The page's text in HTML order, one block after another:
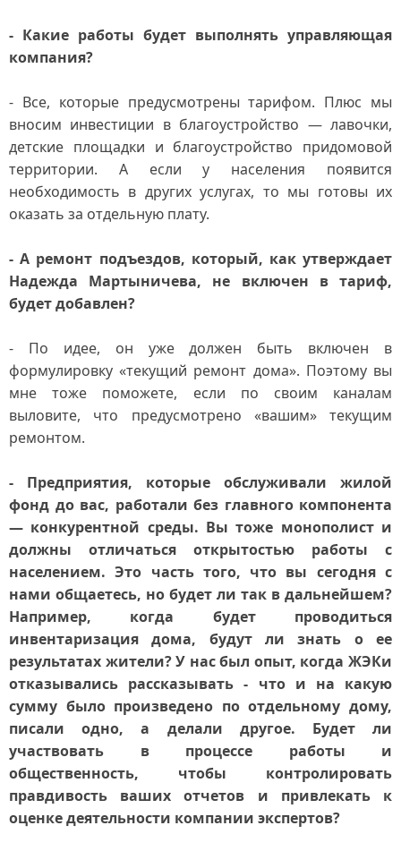
- Какие работы будет выполнять управляющая
компания?
- Все, которые предусмотрены тарифом. Плюс мы
вносим инвестиции в благоустройство — лавочки,
детские площадки и благоустройство придомовой
территории. А если у населения появится
необходимость в других услугах, то мы готовы их
оказать за отдельную плату.
- А ремонт подъездов, который, как утверждает
Надежда Мартыничева, не включен в тариф,
будет добавлен?
- По идее, он уже должен быть включен в
формулировку «текущий ремонт дома». Поэтому вы
мне тоже поможете, если по своим каналам
выловите, что предусмотрено «вашим» текущим
ремонтом.
- Предприятия, которые обслуживали жилой
фонд до вас, работали без главного компонента
— конкурентной среды. Вы тоже монополист и
должны отличаться открытостью работы с
населением. Это часть того, что вы сегодня с
нами общаетесь, но будет ли так в дальнейшем?
Например, когда будет проводиться
инвентаризация дома, будут ли знать о ее
результатах жители? У нас был опыт, когда ЖЭКи
отказывались рассказывать - что и на какую
сумму было произведено по отдельному дому,
писали одно, а делали другое. Будет ли
участвовать в процессе работы и
общественность, чтобы контролировать
правдивость ваших отчетов и привлекать к
оценке деятельности компании экспертов?